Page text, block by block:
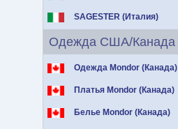
SAGESTER (Италия)
Одежда США/Канада
Одежда Mondor (Канада)
Платья Mondor (Канада)
Белье Mondor (Канада)